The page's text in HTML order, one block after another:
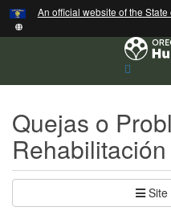
Skip
to
content
An official website of the State
de
Quejas o
Site